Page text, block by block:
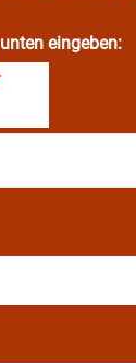
eingeben: